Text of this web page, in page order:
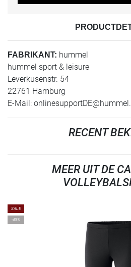
FABRIKANT: hummel
hummel sport & leisure
Leverkusenstr. 54
22761 Hamburg
E-Mail:
RECENT
MEER UIT DE
SALE
-40%